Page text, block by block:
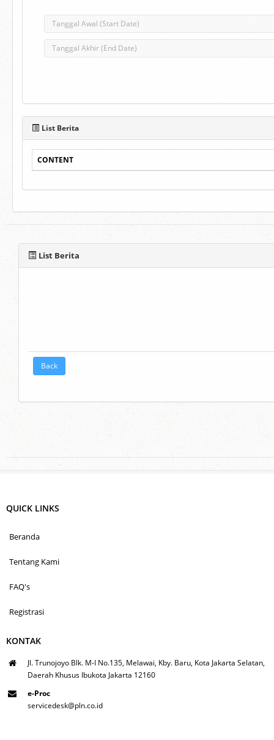
List Berita
CONTENT
List Berita
Back
QUICK LINKS
Beranda
Tentang Kami
FAQ's
Registrasi
KONTAK
Jl. Trunojoyo Blk. M-I No.135, Melawai, Kby. Baru, Kota Jakarta Selatan,
Daerah Khusus Ibukota Jakarta 12160
e-Proc
servicedesk@pln.co.id